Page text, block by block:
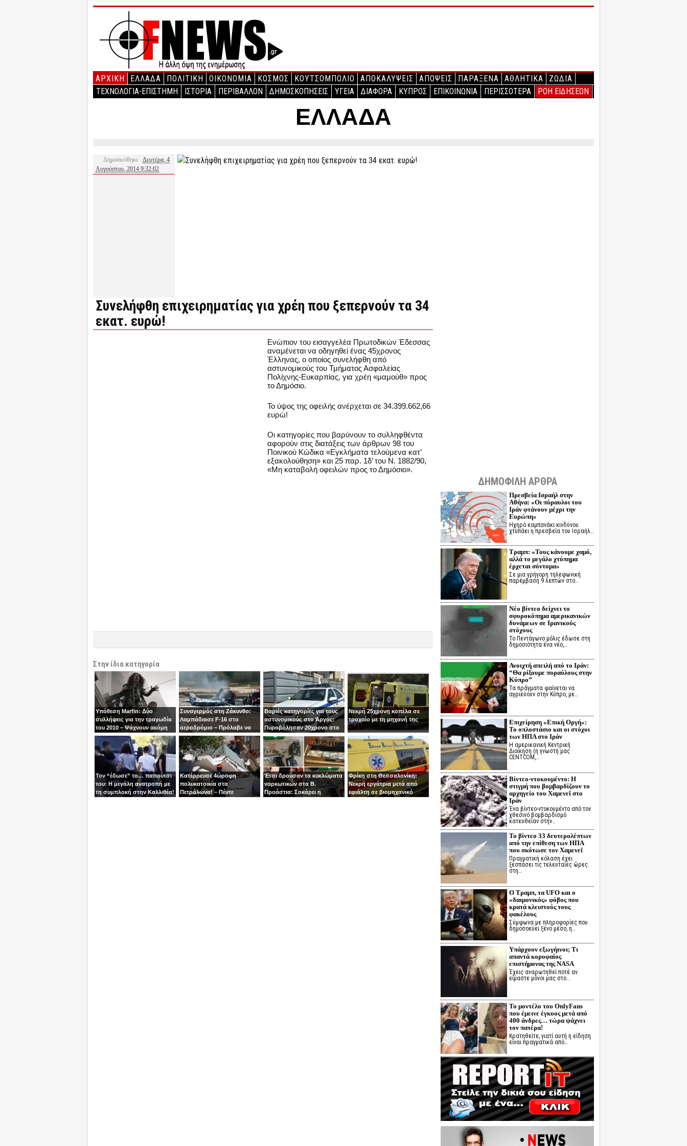
ΑΡΧΙΚΉ ΕΛΛΑΔΑ ΠΟΛΙΤΙΚΗ ΟΙΚΟΝΟΜΙΑ ΚΟΣΜΟΣ ΚΟΥΤΣΟΜΠΟΛΙΟ ΑΠΟΚΑΛΥΨΕΙΣ ΑΠΟΨΕΙΣ ΠΑΡΑΞΕΝΑ ΑΘΛΗΤΙΚΑ
ΖΩΔΙΑ
ΤΕΧΝΟΛΟΓΙΑ-ΕΠΙΣΤΗΜΗ
ΙΣΤΟΡΙΑ ΠΕΡΙΒΑΛΛΟΝ ΔΗΜΟΣΚΟΠΗΣΕΙΣ ΥΓΕΙΑ ΔΙΑΦΟΡΑ ΚΥΠΡΟΣ ΕΠΙΚΟΙΝΩΝΙΑ ΠΕΡΙΣΣΟΤΕΡΑ ΡΟΗ ΕΙΔΗΣΕΩΝ
ΕΛΛΑΔΑ
Δημοσιεύθηκε Δευτέρα, 4
Αυγούστου, 2014 9:32:02
Συνελήφθη επιχειρηματίας για χρέη που ξεπερνούν τα 34
εκατ. ευρώ!
Ενώπιον του εισαγγελέα Πρωτοδικών Έδεσσας
αναμένεται να οδηγηθεί ένας 45χρονος
Έλληνας, ο οποίος συνελήφθη από
αστυνομικούς του Τμήματος Ασφαλείας
Πολίχνης-Ευκαρπίας, για χρέη «μαμούθ» προς
το Δημόσιο.
Το ύψος της οφειλής ανέρχεται σε 34.399.662,66
ευρώ!
Οι κατηγορίες που βαρύνουν το συλληφθέντα
αφορούν στις διατάξεις των άρθρων 98 του
Ποινικού Κώδικα «Εγκλήματα τελούμενα κατ’
εξακολούθηση» και 25 παρ. 1δ’ του Ν. 1882/90,
«Μη καταβολή οφειλών προς το Δημόσιο».
Στην ίδια κατηγορία
Υπόθεση Marfin: Δύο
συλλήψεις για την τραγωδία
του 2010 – Ψάχνουν ακόμη
μία γυναίκα
Συναγερμός στη Ζάκυνθο:
Λαμπάδιασε F-16 στο
αεροδρόμιο – Πρόλαβε να
βγει την τελευταία στιγμή ο
χειριστής
Βαριές κατηγορίες για τους
αστυνομικούς στο Άργος:
Πυροβόλησαν 20χρονο στο
κεφάλι
Νεκρή 25χρονη κοπέλα σε
τροχαίο με τη μηχανή της
Τον “έδωσε” το… παπούτσι
του: Η μεγάλη ανατροπή με
τη συμπλοκή στην Καλλιθέα!
Κατέρρευσε 4ώροφη
πολυκατοικία στα
Πετράλωνα! – Πέντε
Έτσι δρούσαν τα κυκλώματα
ναρκωτικών στα Β.
Προάστια: Σοκάρει η
Φρίκη στη Θεσσαλονίκη:
Νεκρή εργάτρια μετά από
εφιάλτη σε βιομηχανικό
ΔΗΜΟΦΙΛΗ ΑΡΘΡΑ
Πρεσβεία Ισραήλ στην
Αθήνα: «Οι πύραυλοι του
Ιράν φτάνουν μέχρι την
Ευρώπη»
Ηχηρό καμπανάκι κινδύνου
χτυπάει η πρεσβεία του Ισραήλ…
Τραμπ: «Τους κάνουμε χαμό,
αλλά το μεγάλο χτύπημα
έρχεται σύντομα»
Σε μια γρήγορη τηλεφωνική
παρέμβαση 9 λεπτών στο…
Νέο βίντεο δείχνει το
σφυροκόπημα αμερικανικών
δυνάμεων σε Ιρανικούς
στόχους
Το Πεντάγωνο μόλις έδωσε στη
δημοσιότητα ένα νέο,…
Ανοιχτή απειλή από το Ιράν:
“Θα ρίξουμε πυραύλους στην
Κύπρο”
Τα πράγματα φαίνεται να
αγριεύουν στην Κύπρο, με…
Επιχείρηση «Επική Οργή»:
Το οπλοστάσιο και οι στόχοι
των ΗΠΑ στο Ιράν
Η αμερικανική Κεντρική
Διοίκηση (η γνωστή μας
CENTCOM,…
Βίντεο-ντοκουμέντο: Η
στιγμή που βομβαρδίζουν το
αρχηγείο του Χαμενεΐ στο
Ιράν
Ένα βίντεο-ντοκουμέντο από τον
χθεσινό βομβαρδισμό
κατευθείαν στην…
Το βίντεο 33 δευτερολέπτων
από την επίθεση των ΗΠΑ
που σκότωσε τον Χαμενεΐ
Πραγματική κόλαση έχει
ξεσπάσει τις τελευταίες ώρες
στη…
Ο Τραμπ, τα UFO και ο
«δαιμονικός» φόβος που
κρατά κλειστούς τους
φακέλους
Σύμφωνα με πληροφορίες που
δημοσοεύει ξένο μέσο, η…
Υπάρχουν εξωγήινοι; Τι
απαντά κορυφαίος
επιστήμονας της NASA
Έχεις αναρωτηθεί ποτέ αν
είμαστε μόνοι μας στο…
Το μοντέλο του OnlyFans
που έμεινε έγκυος μετά από
400 άνδρες… τώρα ψάχνει
τον πατέρα!
Κρατηθείτε, γιατί αυτή η είδηση
είναι πραγματικά από…